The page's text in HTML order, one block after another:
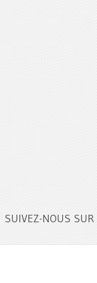
SUIVEZ-NOUS SUR